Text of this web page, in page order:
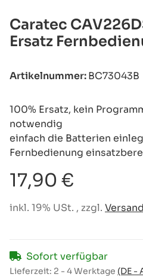
Caratec
Ersatz
Artikelnummer:BC73043B
100% Ersatz, kein
notwendig
einfach die Batterien
Fernbedienung
17,90 €
inkl. 19% USt. , zzgl. Versand
Sofort verfügbar
Lieferzeit: 2 - 4 Werktage (DE -